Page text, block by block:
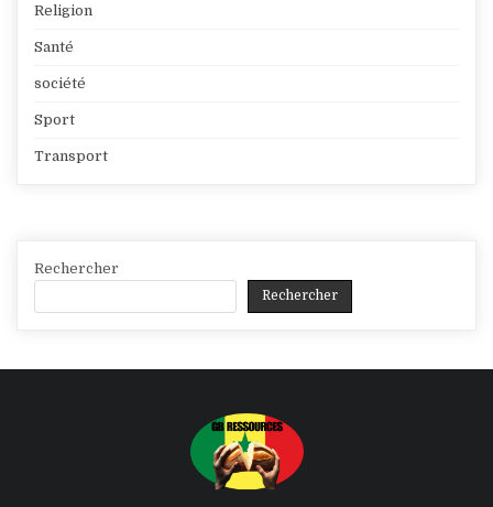
Religion
Santé
société
Sport
Transport
Rechercher
Rechercher